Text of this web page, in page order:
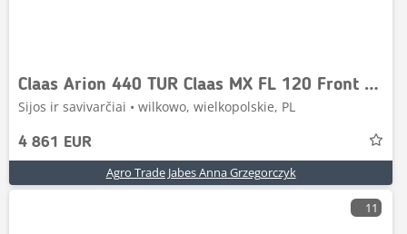
Claas Arion 440 TUR Claas MX FL 120 Front Loader
Sijos ir savivarčiai • wilkowo, wielkopolskie, PL
4 861 EUR
Agro Trade Jabes Anna Grzegorczyk
11